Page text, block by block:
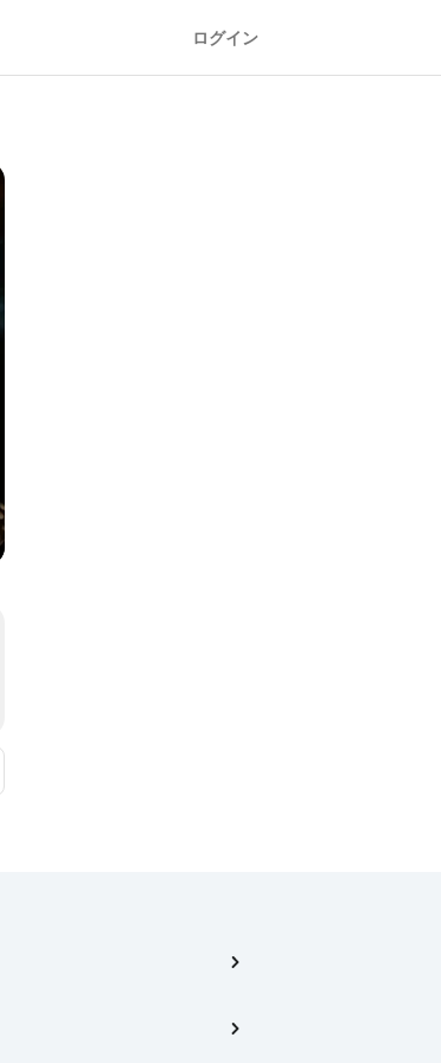
ログイン